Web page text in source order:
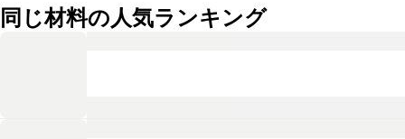
同じ材料の人気ランキング